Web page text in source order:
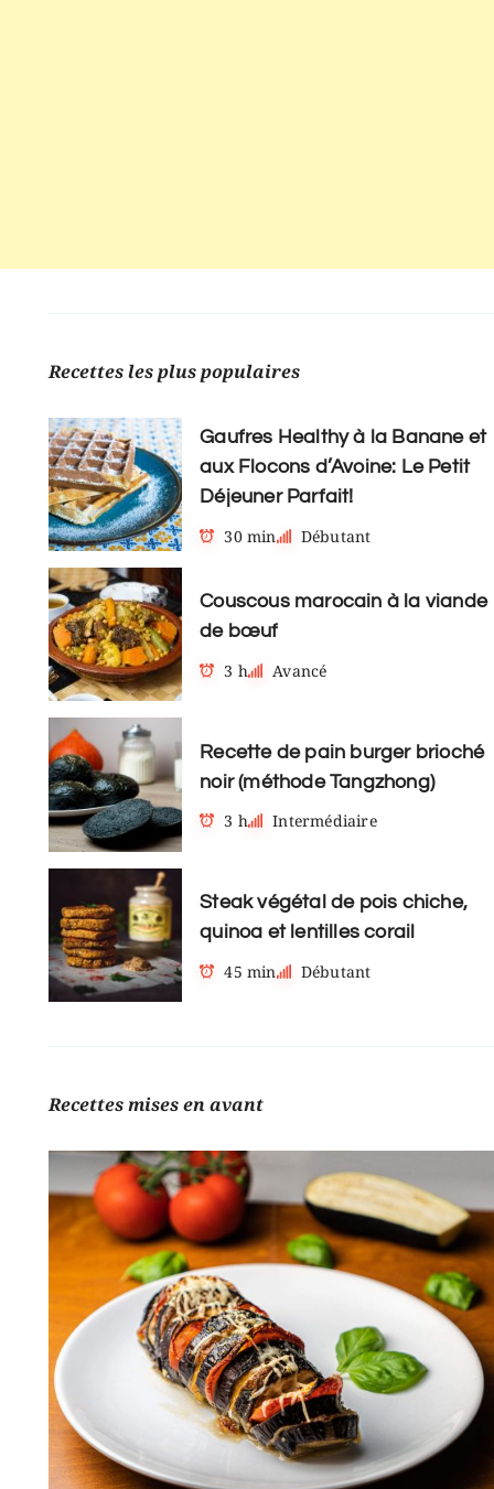
Recettes les plus populaires
Gaufres Healthy à la Banane et
aux Flocons d’Avoine: Le Petit
Déjeuner Parfait!
30 min
Débutant
Couscous marocain à la viande
de bœuf
3 h
Avancé
Recette de pain burger brioché
noir (méthode Tangzhong)
3 h
Intermédiaire
Steak végétal de pois chiche,
quinoa et lentilles corail
45 min
Débutant
Recettes mises en avant